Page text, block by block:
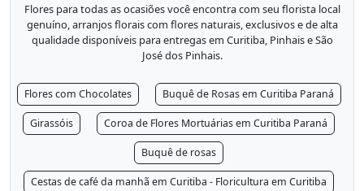
Flores para todas as ocasiões você encontra com seu florista local
genuíno, arranjos florais com flores naturais, exclusivos e de alta
qualidade disponíveis para entregas em Curitiba, Pinhais e São
José dos Pinhais.
Flores com Chocolates Buquê de Rosas em Curitiba Paraná
Girassóis Coroa de Flores Mortuárias em Curitiba Paraná
Buquê de rosas
Cestas de café da manhã em Curitiba - Floricultura em Curitiba